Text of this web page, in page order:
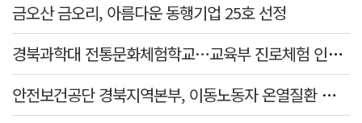
금오산 금오리, 아름다운 동행기업 25호 선정
경북과학대 전통문화체험학교…교육부 진로체험 인증기관 선정
안전보건공단 경북지역본부, 이동노동자 온열질환 예방 캠페인